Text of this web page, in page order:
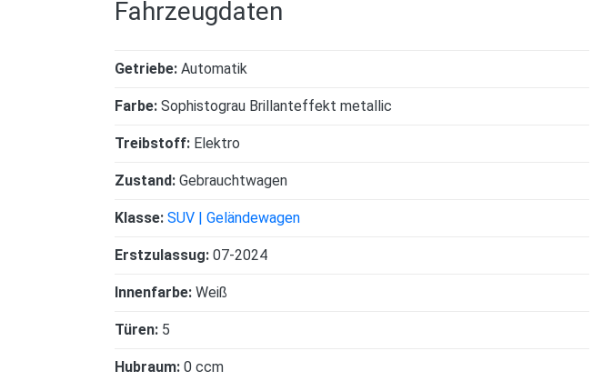
Fahrzeugdaten
Getriebe: Automatik
Farbe: Sophistograu Brillanteffekt metallic
Treibstoff: Elektro
Zustand: Gebrauchtwagen
Klasse: SUV | Geländewagen
Erstzulassug: 07-2024
Innenfarbe: Weiß
Türen: 5
Hubraum: 0 ccm